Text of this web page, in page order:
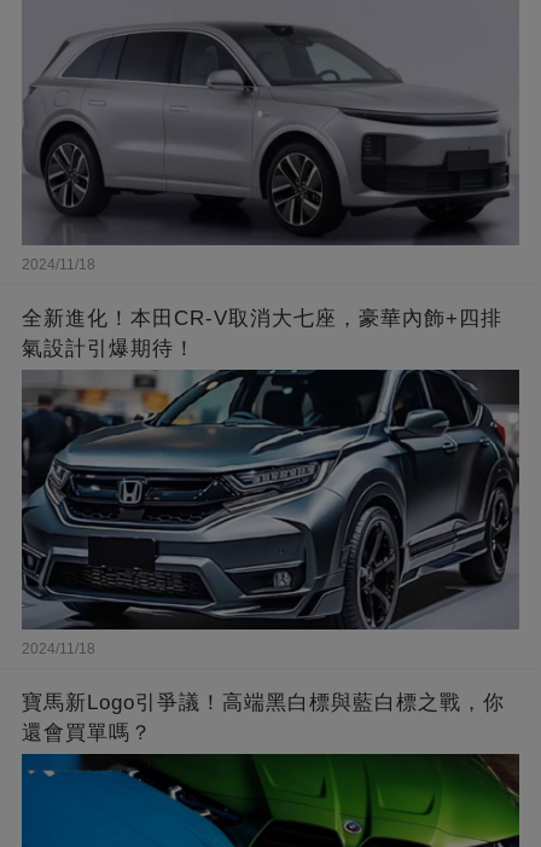
2024/11/18
全新進化！本田CR-V取消大七座，豪華內飾+四排
氣設計引爆期待！
2024/11/18
寶馬新Logo引爭議！高端黑白標與藍白標之戰，你
還會買單嗎？